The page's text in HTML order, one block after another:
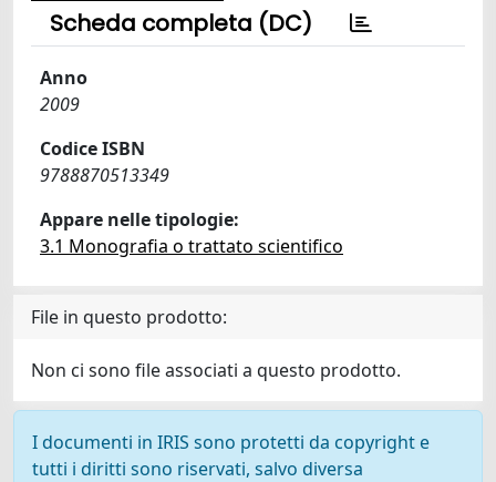
Scheda completa (DC)
Anno
2009
Codice ISBN
9788870513349
Appare nelle tipologie:
3.1 Monografia o trattato scientifico
File in questo prodotto:
Non ci sono file associati a questo prodotto.
I documenti in IRIS sono protetti da copyright e
tutti i diritti sono riservati, salvo diversa